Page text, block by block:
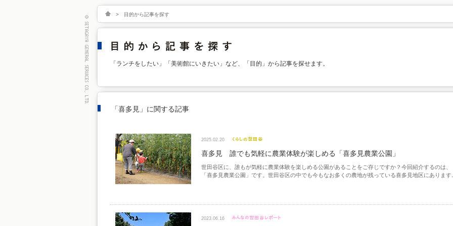
> 目的から記事を探す
「ランチをしたい」「美術館にいきたい」など、「目的」から記事を探せます。
「喜多見」に関する記事
2025.02.20
喜多見 誰でも気軽に農業体験が楽しめる「喜多見農業公園」
世田谷区に、誰もが気軽に農業体験を楽しめる公園があることをご存じですか？今回紹介するのは、
「喜多見農業公園」です。世田谷区の中でも今もなお多くの農地が残っている喜多見地区にあります
2023.06.16